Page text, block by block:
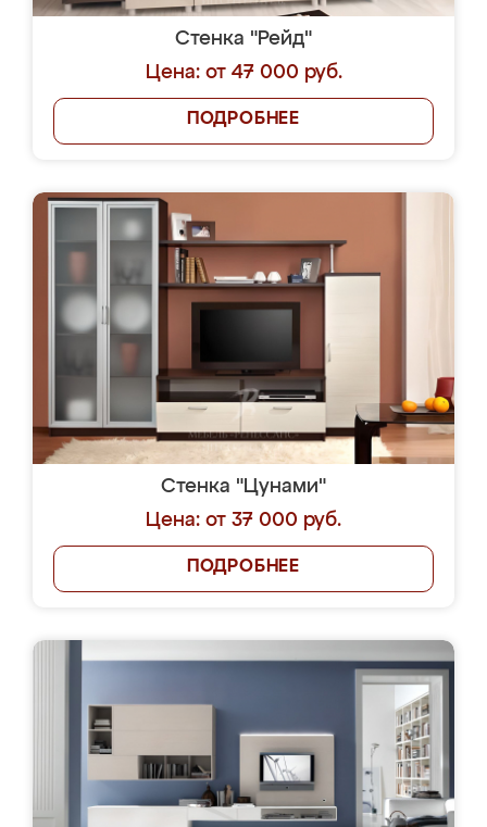
Стенка "Рейд"
Цена: от 47 000 руб.
ПОДРОБНЕЕ
Стенка "Цунами"
Цена: от 37 000 руб.
ПОДРОБНЕЕ